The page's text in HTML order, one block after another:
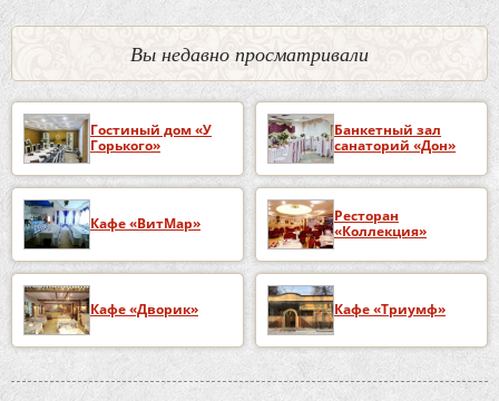
Вы недавно просматривали
Гостиный дом «У
Горького»
Банкетный зал
санаторий «Дон»
Кафе «ВитМар»
Ресторан
«Коллекция»
Кафе «Дворик» Кафе «Триумф»